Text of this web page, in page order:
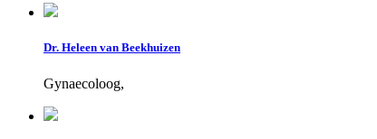
Dr. Heleen van Beekhuizen
Gynaecoloog,